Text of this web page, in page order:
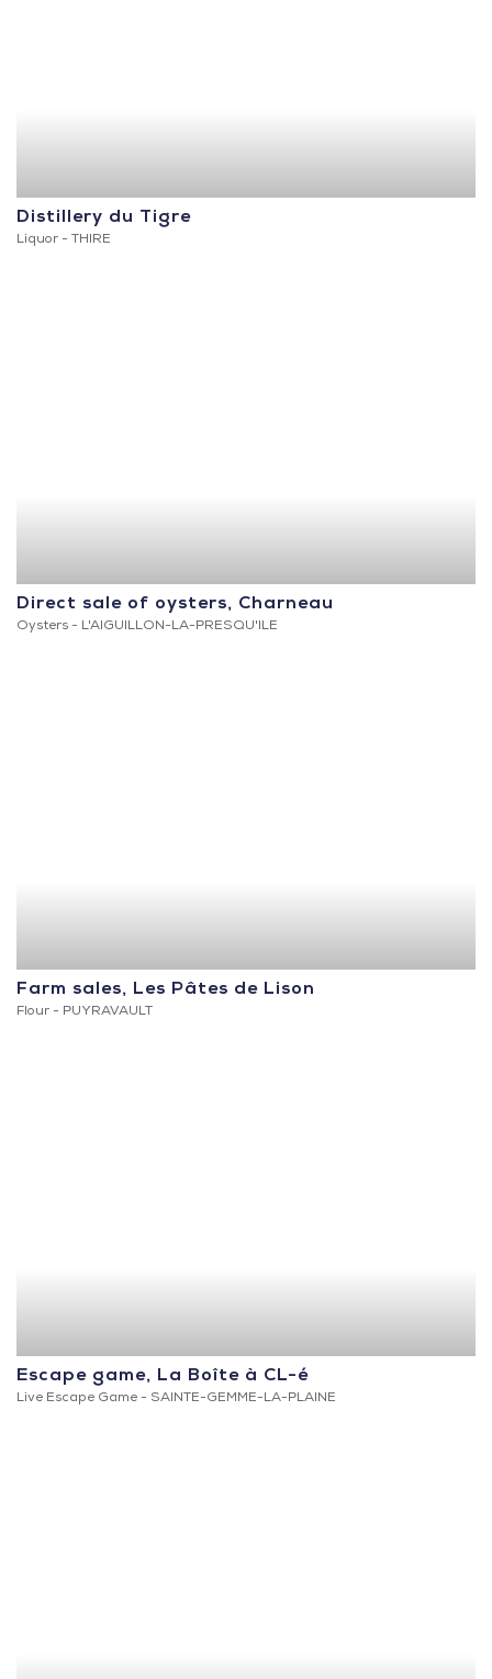
Distillery du Tigre
Liquor - THIRE
Direct sale of oysters, Charneau
Oysters - L'AIGUILLON-LA-PRESQU'ILE
Farm sales, Les Pâtes de Lison
Flour - PUYRAVAULT
Escape game, La Boîte à CL-é
Live Escape Game - SAINTE-GEMME-LA-PLAINE